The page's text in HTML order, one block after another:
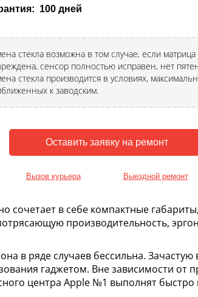
100 дней
стекла возможна в том случае, если
сенсор полностью исправен, нет
стекла производится в условиях,
к заводским.
Вызов курьера Выездной ремонт
сочетает в себе компактные
производительность,
в ряде случаев бессильна. Зачастую
гаджетом. Вне зависимости от
центра Apple №1 выполнят быстро